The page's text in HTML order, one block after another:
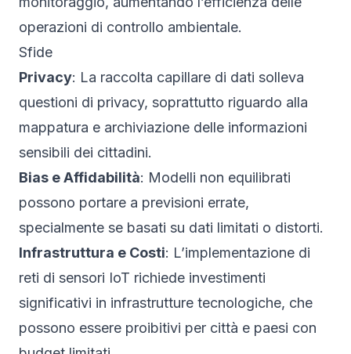
operazioni di controllo ambientale.
Sfide
Privacy: La raccolta capillare di dati solleva
questioni di privacy, soprattutto riguardo alla
mappatura e archiviazione delle informazioni
sensibili dei cittadini.
Bias e Affidabilità: Modelli non equilibrati
possono portare a previsioni errate,
specialmente se basati su dati limitati o distorti.
Infrastruttura e Costi: L’implementazione di
reti di sensori IoT richiede investimenti
significativi in infrastrutture tecnologiche, che
possono essere proibitivi per città e paesi con